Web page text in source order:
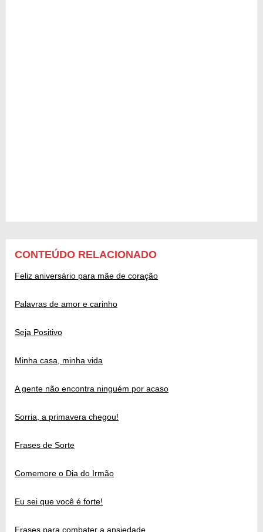
CONTEÚDO RELACIONADO
Feliz aniversário para mãe de coração
Palavras de amor e carinho
Seja Positivo
Minha casa, minha vida
A gente não encontra ninguém por acaso
Sorria, a primavera chegou!
Frases de Sorte
Comemore o Dia do Irmão
Eu sei que você é forte!
Frases para combater a ansiedade